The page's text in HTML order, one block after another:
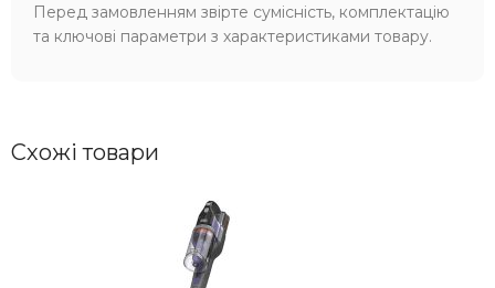
Перед замовленням звірте сумісність, комплектацію
та ключові параметри з характеристиками товару.
Схожі товари